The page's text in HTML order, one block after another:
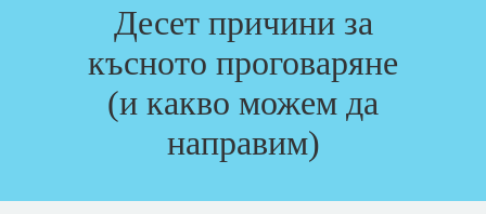
Десет причини за
късното проговаряне
(и какво можем да
направим)